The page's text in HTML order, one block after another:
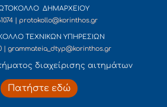
ΔΗΜΑΡΧΕΙΟΥ
| protokollo@korinthos.gr
ΤΕΧΝΙΚΩΝ ΥΠΗΡΕΣΙΩΝ
| grammateia_dtyp@korinthos.gr
διαχείρισης αιτημάτων
Πατήστε εδώ